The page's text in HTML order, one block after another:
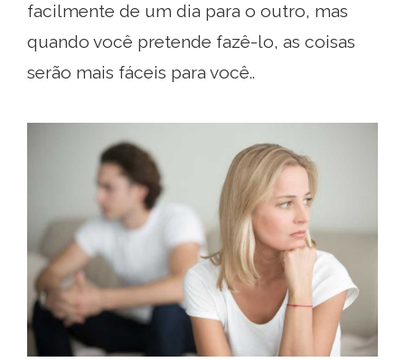
facilmente de um dia para o outro, mas
quando você pretende fazê-lo, as coisas
serão mais fáceis para você..